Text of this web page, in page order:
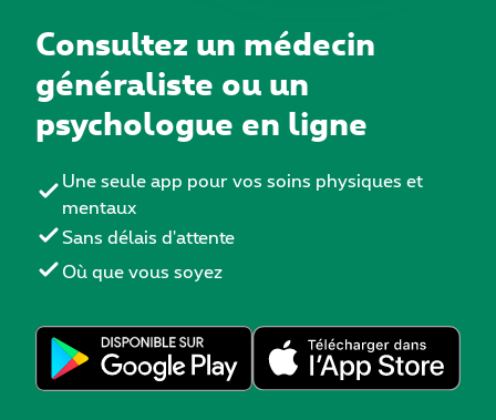
Consultez un médecin
généraliste ou un
psychologue en ligne
Une seule app pour vos soins physiques et
mentaux
Sans délais d'attente
Où que vous soyez